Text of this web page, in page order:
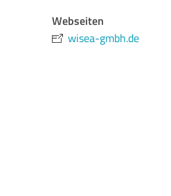
Webseiten
wisea-gmbh.de